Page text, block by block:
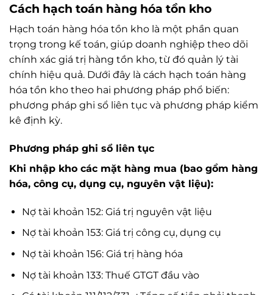
Cách hạch toán hàng hóa tồn kho
Hạch toán hàng hóa tồn kho là một phần quan
trọng trong kế toán, giúp doanh nghiệp theo dõi
chính xác giá trị hàng tồn kho, từ đó quản lý tài
chính hiệu quả. Dưới đây là cách hạch toán hàng
hóa tồn kho theo hai phương pháp phổ biến:
phương pháp ghi sổ liên tục và phương pháp kiểm
kê định kỳ.
Phương pháp ghi sổ liên tục
Khi nhập kho các mặt hàng mua (bao gồm hàng
hóa, công cụ, dụng cụ, nguyên vật liệu):
Nợ tài khoản 152: Giá trị nguyên vật liệu
Nợ tài khoản 153: Giá trị công cụ, dụng cụ
Nợ tài khoản 156: Giá trị hàng hóa
Nợ tài khoản 133: Thuế GTGT đầu vào